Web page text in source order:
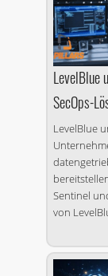
LevelBlue
SecOps-
LevelBlue
Sentinel
von